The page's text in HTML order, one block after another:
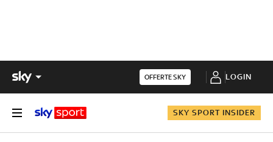
OFFERTE SKY LOGIN
SKY SPORT INSIDER